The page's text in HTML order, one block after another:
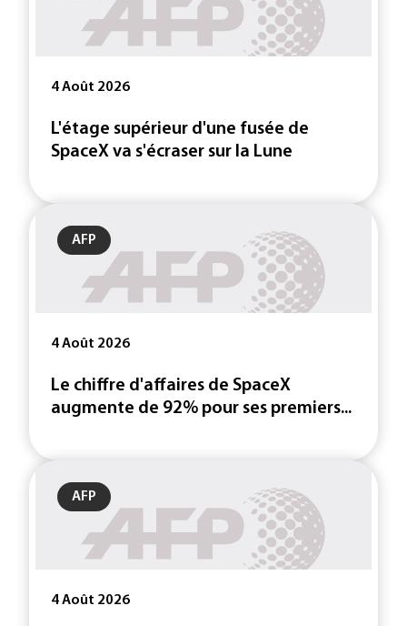
4 Août 2026
L'étage supérieur d'une fusée de
SpaceX va s'écraser sur la Lune
AFP
4 Août 2026
Le chiffre d'affaires de SpaceX
augmente de 92% pour ses premiers...
AFP
4 Août 2026